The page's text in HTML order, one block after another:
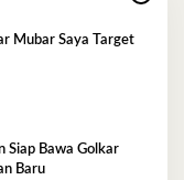
Mubar Saya Target
Siap Bawa Golkar
Baru